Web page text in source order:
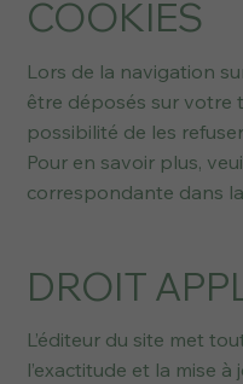
COOKIES
Lors de la navigation
être déposés sur votre
possibilité de les
Pour en savoir plus,
correspondante dans la
DROIT
L’éditeur du site met
l’exactitude et la mise